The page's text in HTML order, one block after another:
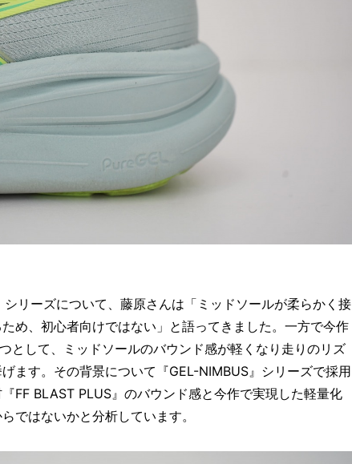
リーズについて、藤原さんは「ミッドソールが柔らかく接
め、初心者向けではない」と語ってきました。一方で今作
として、ミッドソールのバウンド感が軽くなり走りのリズ
ます。その背景について『GEL-NIMBUS』シリーズで採用
FF BLAST PLUS』のバウンド感と今作で実現した軽量化
ではないかと分析しています。